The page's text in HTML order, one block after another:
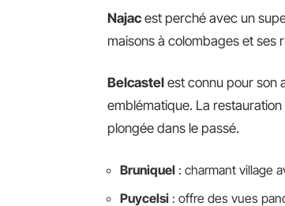
Najac est perché avec un
maisons à colombages et ses
Belcastel est connu pour son
emblématique. La
plongée dans le passé.
Bruniquel : charmant village
Puycelsi : offre des vues